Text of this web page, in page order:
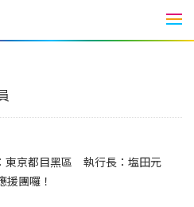
東京都目黑區 執行長：塩田元
團囉！